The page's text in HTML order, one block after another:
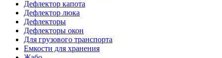
Дефлектор капота
Дефлектор люка
Дефлекторы
Дефлекторы окон
Для грузового транспорта
Емкости для хранения